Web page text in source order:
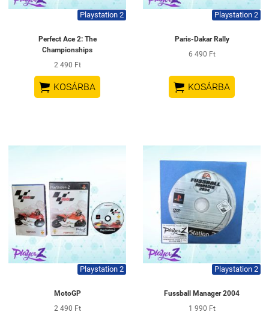
Playstation 2
Perfect Ace 2: The
Championships
2 490 Ft
 KOSÁRBA
Playstation 2
Paris-Dakar Rally
6 490 Ft
 KOSÁRBA
Playstation 2
MotoGP
2 490 Ft
Playstation 2
Fussball Manager 2004
1 990 Ft